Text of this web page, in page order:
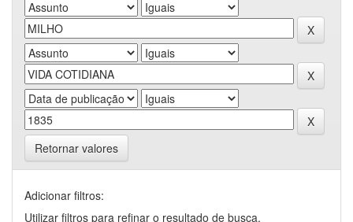
Retornar valores
Adicionar filtros:
Utilizar filtros para refinar o resultado de busca.